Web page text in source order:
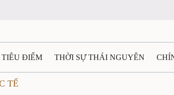
TIÊU ĐIỂM THỜI SỰ THÁI NGUYÊN
PHÒNG - AN NINH
TẾ